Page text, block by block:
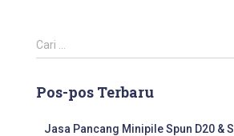
C
a
i
Cari …
Pos-pos Terbaru
Jasa Pancang Minipile Spun D20 &